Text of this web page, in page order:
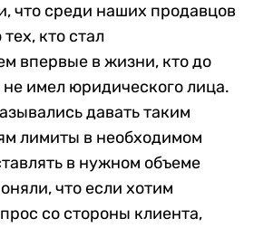
что среди наших продавцов
кто стал
впервые в жизни, кто до
имел юридического лица.
давать таким
лимиты в необходимом
в нужном объеме
что если хотим
со стороны клиента,